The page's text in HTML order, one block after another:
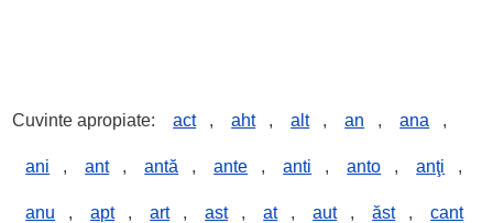
Cuvinte apropiate: act , aht , alt , an , ana ,
ani , ant , antă , ante , anti , anto , anţi ,
anu , apt , art , ast , at , aut , ăst , cant